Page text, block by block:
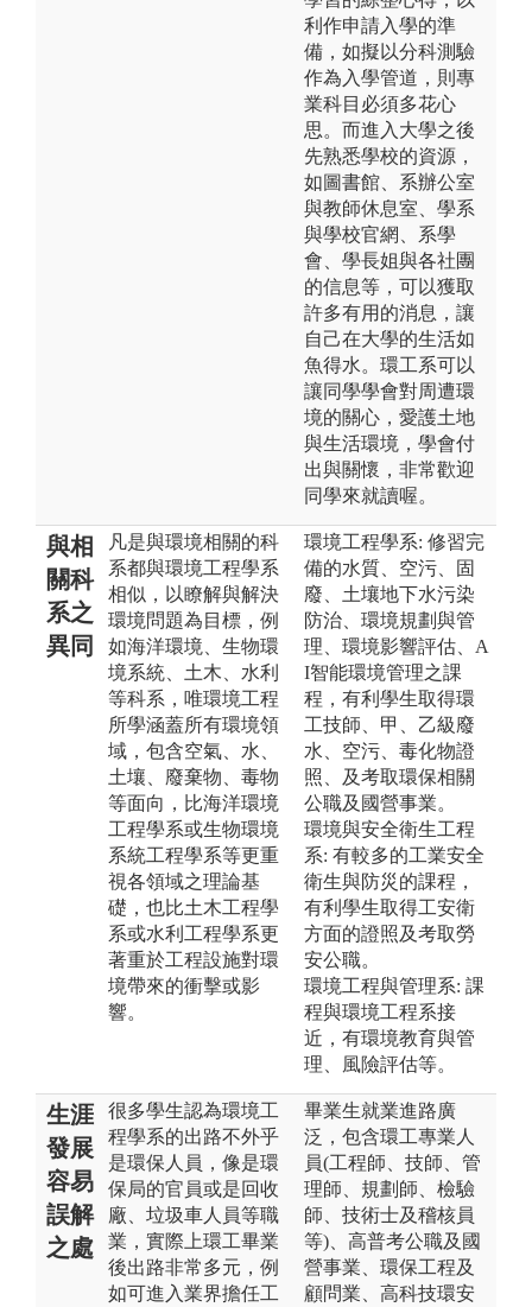
利作申請入學的準
備，如擬以分科測驗
作為入學管道，則專
業科目必須多花心
思。而進入大學之後
先熟悉學校的資源，
如圖書館、系辦公室
與教師休息室、學系
與學校官網、系學
會、學長姐與各社團
的信息等，可以獲取
許多有用的消息，讓
自己在大學的生活如
魚得水。環工系可以
讓同學學會對周遭環
境的關心，愛護土地
與生活環境，學會付
出與關懷，非常歡迎
同學來就讀喔。
與相
關科
系之
異同
凡是與環境相關的科
系都與環境工程學系
相似，以瞭解與解決
環境問題為目標，例
如海洋環境、生物環
境系統、土木、水利
等科系，唯環境工程
所學涵蓋所有環境領
域，包含空氣、水、
土壤、廢棄物、毒物
等面向，比海洋環境
工程學系或生物環境
系統工程學系等更重
視各領域之理論基
礎，也比土木工程學
系或水利工程學系更
著重於工程設施對環
境帶來的衝擊或影
響。
環境工程學系: 修習完
備的水質、空污、固
廢、土壤地下水污染
防治、環境規劃與管
理、環境影響評估、A
I智能環境管理之課
程，有利學生取得環
工技師、甲、乙級廢
水、空污、毒化物證
照、及考取環保相關
公職及國營事業。
環境與安全衛生工程
系: 有較多的工業安全
衛生與防災的課程，
有利學生取得工安衛
方面的證照及考取勞
安公職。
環境工程與管理系: 課
程與環境工程系接
近，有環境教育與管
理、風險評估等。
生涯
發展
容易
誤解
之處
很多學生認為環境工
程學系的出路不外乎
是環保人員，像是環
保局的官員或是回收
廠、垃圾車人員等職
業，實際上環工畢業
後出路非常多元，例
如可進入業界擔任工
畢業生就業進路廣
泛，包含環工專業人
員(工程師、技師、管
理師、規劃師、檢驗
師、技術士及稽核員
等)、高普考公職及國
營事業、環保工程及
顧問業、高科技環安